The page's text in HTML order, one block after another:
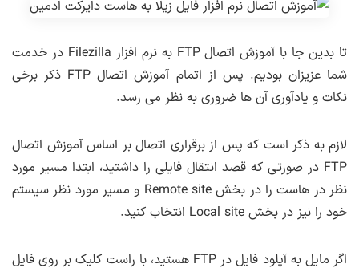
تا بدین جا با آموزش اتصال FTP به نرم افزار Filezilla در خدمت
شما عزیزان بودیم. پس از اتمام آموزش اتصال FTP ذکر برخی
نکات و یادآوری آن ها ضروری به نظر می رسد.
لازم به ذکر است که پس از برقراری اتصال بر اساس آموزش اتصال
FTP در صورتی که قصد انتقال فایلی را داشتید، ابتدا مسیر مورد
نظر در هاست را در بخش Remote site و مسیر مورد نظر سیستم
خود را نیز در بخش Local site انتخاب کنید.
اگر مایل به آپلود فایل در FTP هستید، با راست کلیک بر روی فایل